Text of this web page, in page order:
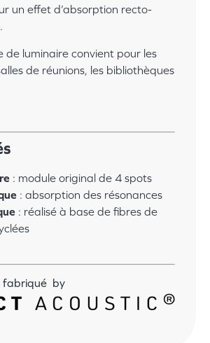
un effet d’absorption recto-
de luminaire convient pour les
de réunions, les bibliothèques
: module original de 4 spots
: absorption des résonances
: réalisé à base de fibres de
fabriqué by